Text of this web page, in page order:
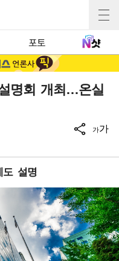
포토
명회 개최…온실
가가
도 설명